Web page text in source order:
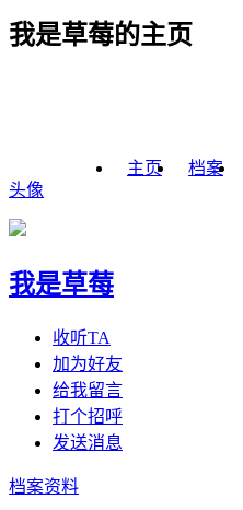
我是草莓的主页
主页 档案
头像
我是草莓
收听TA
加为好友
给我留言
打个招呼
发送消息
档案资料